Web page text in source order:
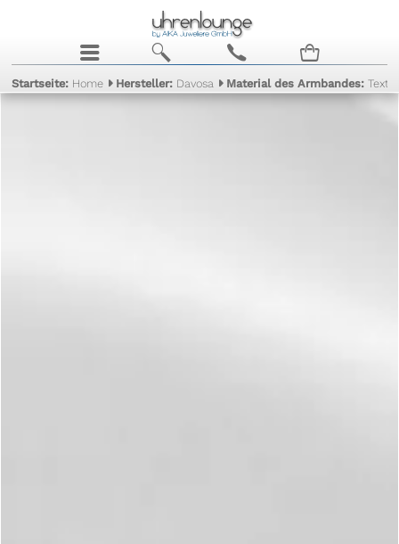
j b c n
Startseite: Home Hersteller: Davosa Material des Armbandes:Textil